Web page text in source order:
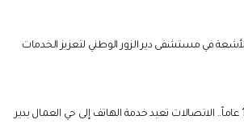
في مستشفى دير الزور الوطني لتعزيز الخدمات
بعد انقطاع 14 عاماً.. الاتصالات تعيد خدمة الهاتف إلى حي العمال بدير